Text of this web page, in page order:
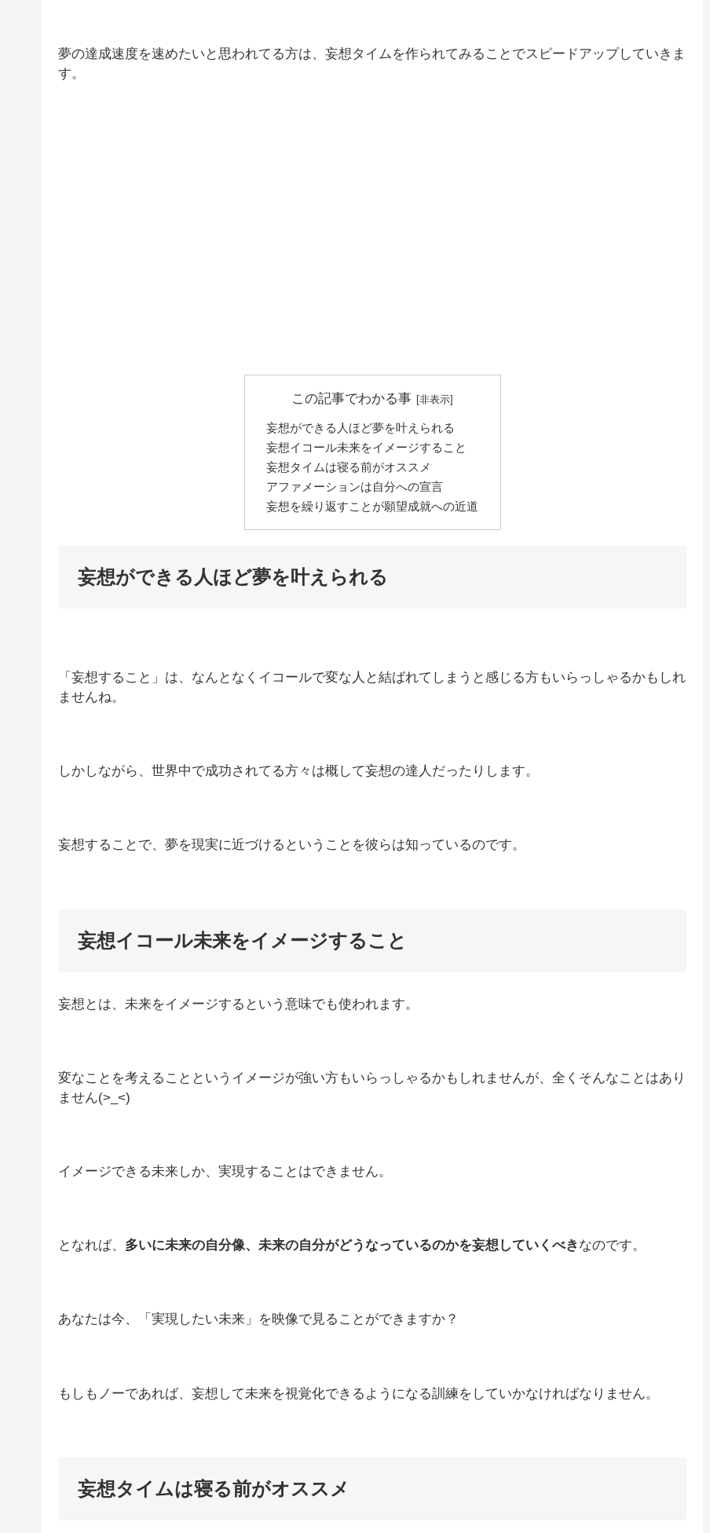
夢の達成速度を速めたいと思われてる方は、妄想タイムを作られてみることでスピードアップしていきま
す。
この記事でわかる事
妄想ができる人ほど夢を叶えられる
妄想イコール未来をイメージすること
妄想タイムは寝る前がオススメ
アファメーションは自分への宣言
妄想を繰り返すことが願望成就への近道
妄想ができる人ほど夢を叶えられる
「妄想すること」は、なんとなくイコールで変な人と結ばれてしまうと感じる方もいらっしゃるかもしれ
ませんね。
しかしながら、世界中で成功されてる方々は概して妄想の達人だったりします。
妄想することで、夢を現実に近づけるということを彼らは知っているのです。
妄想イコール未来をイメージすること
妄想とは、未来をイメージするという意味でも使われます。
変なことを考えることというイメージが強い方もいらっしゃるかもしれませんが、全くそんなことはあり
ません(>_<)
イメージできる未来しか、実現することはできません。
となれば、 多いに未来の自分像、未来の自分がどうなっているのかを妄想していくべき なのです。
あなたは今、「実現したい未来」を映像で見ることができますか？
もしもノーであれば、妄想して未来を視覚化できるようになる訓練をしていかなければなりません。
妄想タイムは寝る前がオススメ